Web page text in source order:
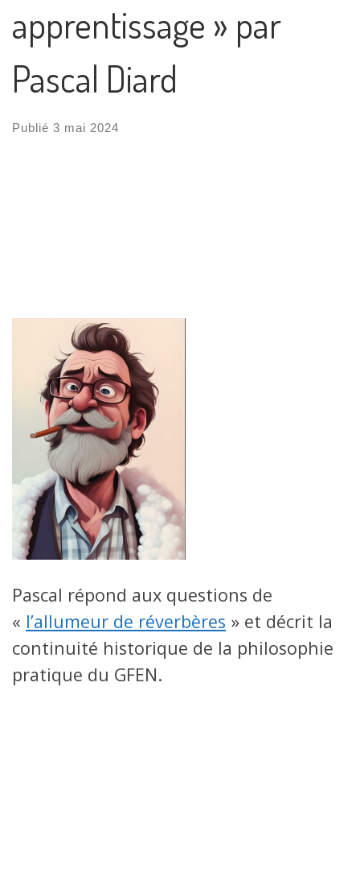
apprentissage » par
Pascal Diard
Publié 3 mai 2024
Pascal répond aux questions de
« l’allumeur de réverbères » et décrit la
continuité historique de la philosophie
pratique du GFEN.